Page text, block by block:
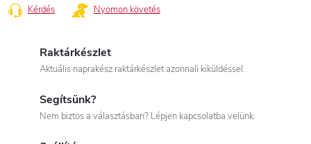
Kérdés Nyomon követés
Raktárkészlet
Aktuális naprakész raktárkészlet azonnali kiküldéssel.
Segítsünk?
Nem biztos a választásban? Lépjen kapcsolatba velünk.